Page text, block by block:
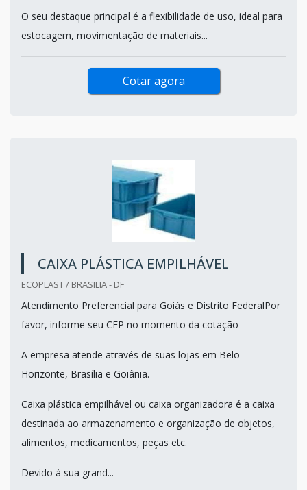
O seu destaque principal é a flexibilidade de uso, ideal para
estocagem, movimentação de materiais...
Cotar agora
CAIXA PLÁSTICA EMPILHÁVEL
ECOPLAST / BRASILIA - DF
Atendimento Preferencial para Goiás e Distrito FederalPor
favor, informe seu CEP no momento da cotação
A empresa atende através de suas lojas em Belo
Horizonte, Brasília e Goiânia.
Caixa plástica empilhável ou caixa organizadora é a caixa
destinada ao armazenamento e organização de objetos,
alimentos, medicamentos, peças etc.
Devido à sua grand...